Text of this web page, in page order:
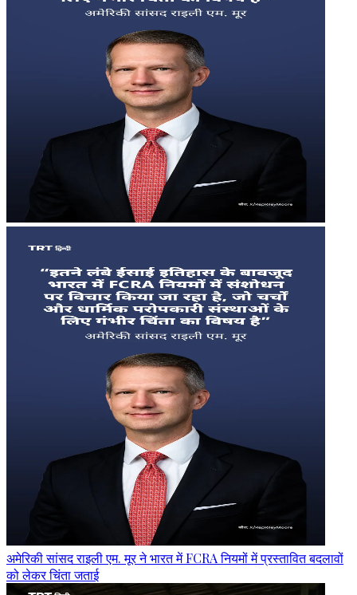
अमेरिकी सांसद राइली एम. मूर ने भारत में FCRA नियमों में प्रस्तावित बदलावों
को लेकर चिंता जताई